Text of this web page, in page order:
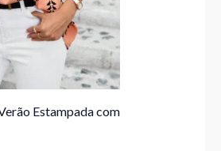
Estampada com